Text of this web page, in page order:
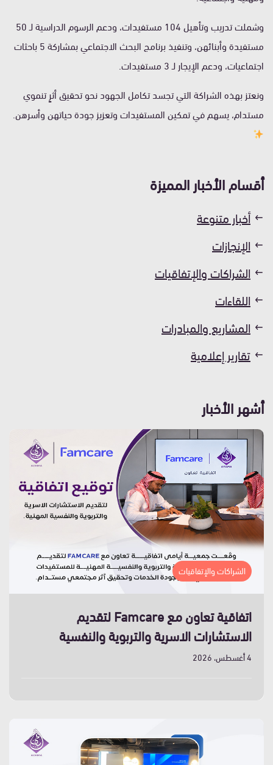
وشملت تدريب وتأهيل 104 مستفيدات، ودعم الرسوم الدراسية لـ 50
مستفيدة وأبنائهن، وتنفيذ برنامج البحث الاجتماعي بمشاركة 5 باحثات
اجتماعيات، ودعم الإيجار لـ 3 مستفيدات.
ونعتز بهذه الشراكة التي تجسد تكامل الجهود نحو تحقيق أثرٍ تنموي
مستدام، يسهم في تمكين المستفيدات وتعزيز جودة حياتهن وأسرهن.
أقسام الأخبار المميزة
أخبار متنوعة
الإنجازات
الشراكات والإتفاقيات
اللقاءات
المشاريع والمبادرات
تقارير إعلامية
أشهر الأخبار
الشراكات والإتفاقيات
اتفاقية تعاون مع Famcare لتقديم
الاستشارات الاسرية والتربوية والنفسية
4 أغسطس، 2026